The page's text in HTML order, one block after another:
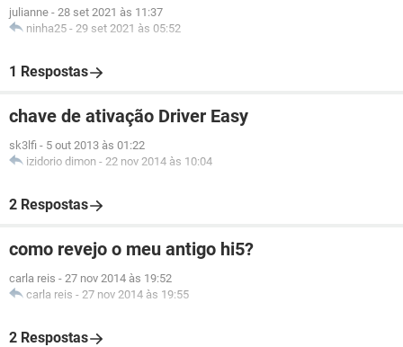
julianne - 28 set 2021 às 11:37
ninha25 - 29 set 2021 às 05:52
1 Respostas
chave de ativação Driver Easy
sk3lfi - 5 out 2013 às 01:22
izidorio dimon - 22 nov 2014 às 10:04
2 Respostas
como revejo o meu antigo hi5?
carla reis - 27 nov 2014 às 19:52
carla reis - 27 nov 2014 às 19:55
2 Respostas